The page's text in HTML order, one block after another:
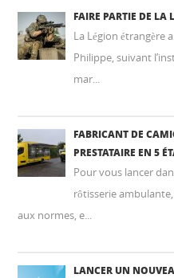
FAIRE PARTIE DE LA
La Légion étrangère
Philippe, suivant
mar...
FABRICANT DE
PRESTATAIRE EN 5
Pour vous lancer
rôtisserie
aux normes, e...
LANCER UN